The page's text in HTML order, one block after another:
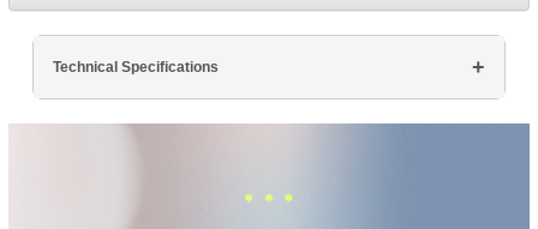
Technical Specifications
Graphics: NVIDIA GTX 1660Ti